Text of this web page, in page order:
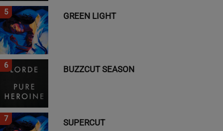
5 GREEN LIGHT
6 BUZZCUT SEASON
7 SUPERCUT